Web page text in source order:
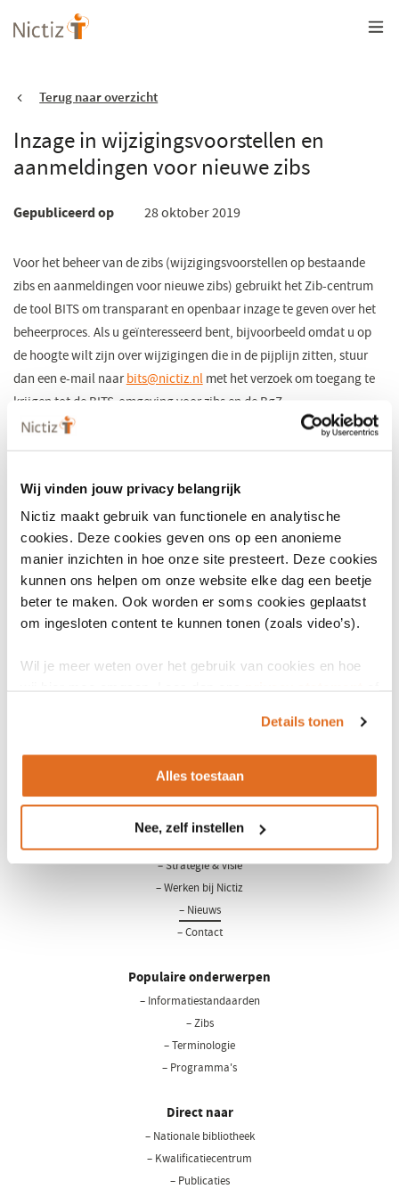
Wij vinden jouw privacy belangrijk
Nictiz maakt gebruik van functionele en analytische
cookies. Deze cookies geven ons op een anonieme
manier inzichten in hoe onze site presteert. Deze cookies
kunnen ons helpen om onze website elke dag een beetje
beter te maken. Ook worden er soms cookies geplaatst
om ingesloten content te kunnen tonen (zoals video’s).
Wil je meer weten over het gebruik van cookies en hoe
Details tonen
Alles toestaan
Nee, zelf instellen
Overslaan
en
gaanTerug naar overzicht
Inzage in wijzigingsvoorstellen en
aanmeldingen voor nieuwe zibs
Gepubliceerd op 28 oktober 2019
Voor het beheer van de zibs (wijzigingsvoorstellen op bestaande
zibs en aanmeldingen voor nieuwe zibs) gebruikt het Zib-centrum
de tool BITS om transparant en openbaar inzage te geven over het
beheerproces. Als u geïnteresseerd bent, bijvoorbeeld omdat u op
de hoogte wilt zijn over wijzigingen die in de pijplijn zitten, stuur
dan een e-mail naarbits@nictiz.nl(opent
in
met het verzoek om toegang te
krijgen tot de BITS-omgeving voor zibs en de BgZ.
LinkedInYoutube
– Strategie & visie
– Werken bij Nictiz
– Nieuws
– Contact
Populaire onderwerpen
– Informatiestandaarden
– Zibs
– Terminologie
– Programma's
Direct naar
– Nationale bibliotheek(opent
– Kwalificatiecentrum
– Publicaties